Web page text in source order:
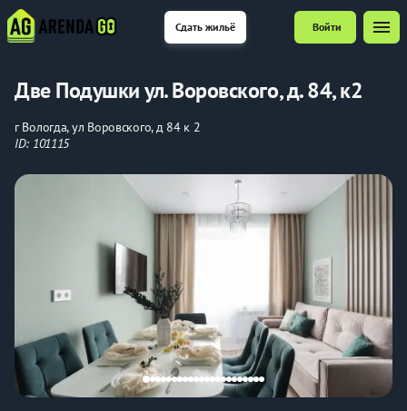
Сдать жильё Войти menu
Две Подушки ул. Воровского, д. 84, к2
г Вологда, ул Воровского, д 84 к 2
ID: 101115